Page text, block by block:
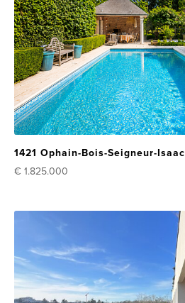
1421 Ophain-Bois-Seigneur-Isaac
€ 1.825.000